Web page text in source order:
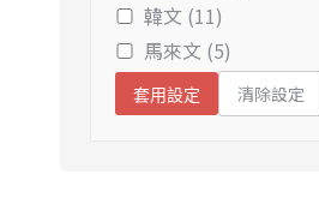
韓文 (11)
馬來文 (5)
套用設定 清除設定